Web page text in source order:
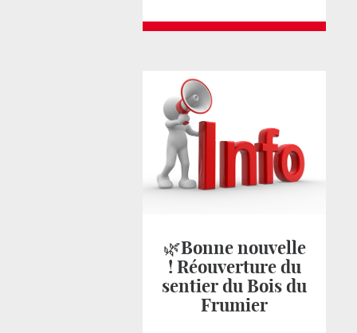
🌿Bonne nouvelle
! Réouverture du
sentier du Bois du
Frumier